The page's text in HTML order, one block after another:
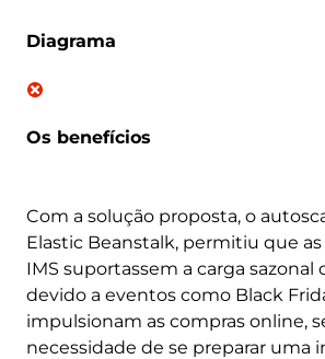
Diagrama
Os benefícios
Com a solução proposta, o
Elastic Beanstalk, permitiu que as
IMS suportassem a carga sazonal
devido a eventos como Black
impulsionam as compras online,
necessidade de se preparar uma